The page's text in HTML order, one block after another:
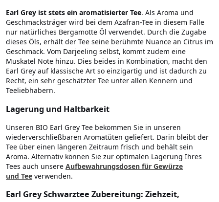
Earl Grey ist stets ein aromatisierter Tee. Als Aroma und
Geschmacksträger wird bei dem Azafran-Tee in diesem Falle
nur natürliches Bergamotte Öl verwendet. Durch die Zugabe
dieses Öls, erhält der Tee seine berühmte Nuance an Citrus im
Geschmack. Vom Darjeeling selbst, kommt zudem eine
Muskatel Note hinzu. Dies beides in Kombination, macht den
Earl Grey auf klassische Art so einzigartig und ist dadurch zu
Recht, ein sehr geschätzter Tee unter allen Kennern und
Teeliebhabern.
Lagerung und Haltbarkeit
Unseren BIO Earl Grey Tee bekommen Sie in unseren
wiederverschließbaren Aromatüten geliefert. Darin bleibt der
Tee über einen längeren Zeitraum frisch und behält sein
Aroma. Alternativ können Sie zur optimalen Lagerung Ihres
Tees auch unsere Aufbewahrungsdosen für Gewürze
und Tee verwenden.
Earl Grey Schwarztee Zubereitung: Ziehzeit,